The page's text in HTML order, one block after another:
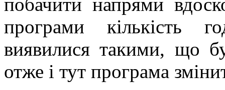
програми кількість
виявилися такими, що
отже і тут програма